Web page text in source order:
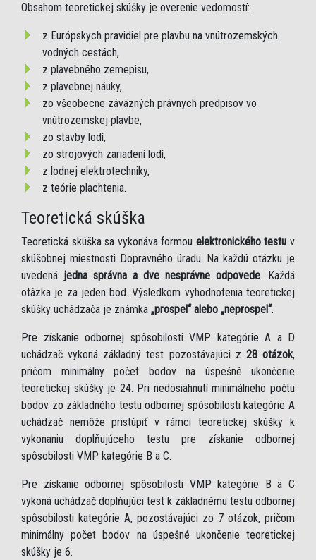
Obsahom teoretickej skúšky je overenie vedomostí:
z Európskych pravidiel pre plavbu na vnútrozemských
vodných cestách,
z plavebného zemepisu,
z plavebnej náuky,
zo všeobecne záväzných právnych predpisov vo
vnútrozemskej plavbe,
zo stavby lodí,
zo strojových zariadení lodí,
z lodnej elektrotechniky,
z teórie plachtenia.
Teoretická skúška
Teoretická skúška sa vykonáva formou elektronického testu v
skúšobnej miestnosti Dopravného úradu. Na každú otázku je
uvedená jedna správna a dve nesprávne odpovede. Každá
otázka je za jeden bod. Výsledkom vyhodnotenia teoretickej
skúšky uchádzača je známka „prospel“ alebo „neprospel“.
Pre získanie odbornej spôsobilosti VMP kategórie A a D
uchádzač vykoná základný test pozostávajúci z 28 otázok,
pričom minimálny počet bodov na úspešné ukončenie
teoretickej skúšky je 24. Pri nedosiahnutí minimálneho počtu
bodov zo základného testu odbornej spôsobilosti kategórie A
uchádzač nemôže pristúpiť v rámci teoretickej skúšky k
vykonaniu doplňujúceho testu pre získanie odbornej
spôsobilosti VMP kategórie B a C.
Pre získanie odbornej spôsobilosti VMP kategórie B a C
vykoná uchádzač doplňujúci test k základnému testu odbornej
spôsobilosti kategórie A, pozostávajúci zo 7 otázok, pričom
minimálny počet bodov na úspešné ukončenie teoretickej
skúšky je 6.